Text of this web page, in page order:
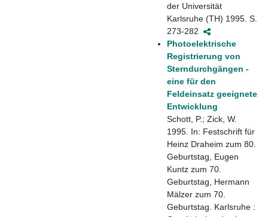
der Universität
Karlsruhe (TH) 1995. S.
273-282
Photoelektrische
Registrierung von
Sterndurchgängen -
eine für den
Feldeinsatz geeignete
Entwicklung
Schott, P.; Zick, W.
1995. In: Festschrift für
Heinz Draheim zum 80.
Geburtstag, Eugen
Kuntz zum 70.
Geburtstag, Hermann
Mälzer zum 70.
Geburtstag. Karlsruhe :